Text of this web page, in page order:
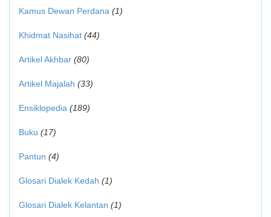
Kamus Dewan Perdana (1)
Khidmat Nasihat (44)
Artikel Akhbar (80)
Artikel Majalah (33)
Ensiklopedia (189)
Buku (17)
Pantun (4)
Glosari Dialek Kedah (1)
Glosari Dialek Kelantan (1)